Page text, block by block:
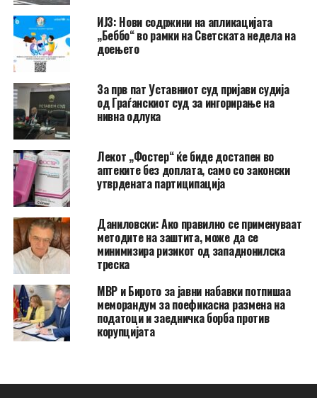
ИЈЗ: Нови содржини на апликацијата
„Беббо“ во рамки на Светската недела на
доењето
За прв пат Уставниот суд пријави судија
од Граѓанскиот суд за ингорирање на
нивна одлука
Лекот „Фостер“ ќе биде достапен во
аптеките без доплата, само со законски
утврдената партиципација
Даниловски: Ако правилно се применуваат
методите на заштита, може да се
минимизира ризикот од западнонилска
треска
МВР и Бирото за јавни набавки потпишаа
меморандум за поефикасна размена на
податоци и заедничка борба против
корупцијата